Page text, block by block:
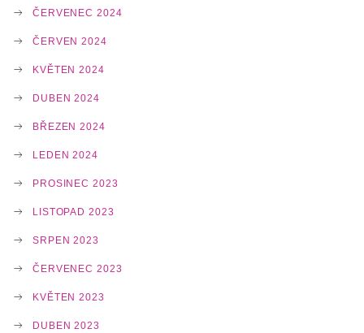
ČERVENEC 2024
ČERVEN 2024
KVĚTEN 2024
DUBEN 2024
BŘEZEN 2024
LEDEN 2024
PROSINEC 2023
LISTOPAD 2023
SRPEN 2023
ČERVENEC 2023
KVĚTEN 2023
DUBEN 2023